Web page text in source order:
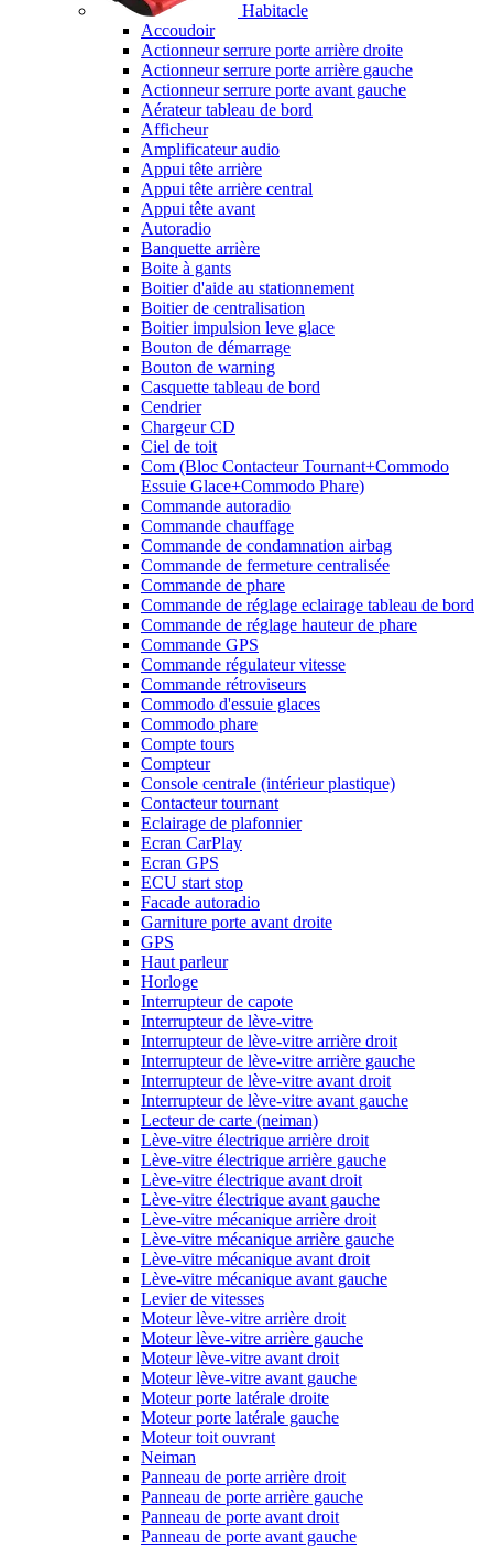
Habitacle
Accoudoir
Actionneur serrure porte arrière droite
Actionneur serrure porte arrière gauche
Actionneur serrure porte avant gauche
Aérateur tableau de bord
Afficheur
Amplificateur audio
Appui tête arrière
Appui tête arrière central
Appui tête avant
Autoradio
Banquette arrière
Boite à gants
Boitier d'aide au stationnement
Boitier de centralisation
Boitier impulsion leve glace
Bouton de démarrage
Bouton de warning
Casquette tableau de bord
Cendrier
Chargeur CD
Ciel de toit
Com (Bloc Contacteur Tournant+Commodo
Essuie Glace+Commodo Phare)
Commande autoradio
Commande chauffage
Commande de condamnation airbag
Commande de fermeture centralisée
Commande de phare
Commande de réglage eclairage tableau de bord
Commande de réglage hauteur de phare
Commande GPS
Commande régulateur vitesse
Commande rétroviseurs
Commodo d'essuie glaces
Commodo phare
Compte tours
Compteur
Console centrale (intérieur plastique)
Contacteur tournant
Eclairage de plafonnier
Ecran CarPlay
Ecran GPS
ECU start stop
Facade autoradio
Garniture porte avant droite
GPS
Haut parleur
Horloge
Interrupteur de capote
Interrupteur de lève-vitre
Interrupteur de lève-vitre arrière droit
Interrupteur de lève-vitre arrière gauche
Interrupteur de lève-vitre avant droit
Interrupteur de lève-vitre avant gauche
Lecteur de carte (neiman)
Lève-vitre électrique arrière droit
Lève-vitre électrique arrière gauche
Lève-vitre électrique avant droit
Lève-vitre électrique avant gauche
Lève-vitre mécanique arrière droit
Lève-vitre mécanique arrière gauche
Lève-vitre mécanique avant droit
Lève-vitre mécanique avant gauche
Levier de vitesses
Moteur lève-vitre arrière droit
Moteur lève-vitre arrière gauche
Moteur lève-vitre avant droit
Moteur lève-vitre avant gauche
Moteur porte latérale droite
Moteur porte latérale gauche
Moteur toit ouvrant
Neiman
Panneau de porte arrière droit
Panneau de porte arrière gauche
Panneau de porte avant droit
Panneau de porte avant gauche